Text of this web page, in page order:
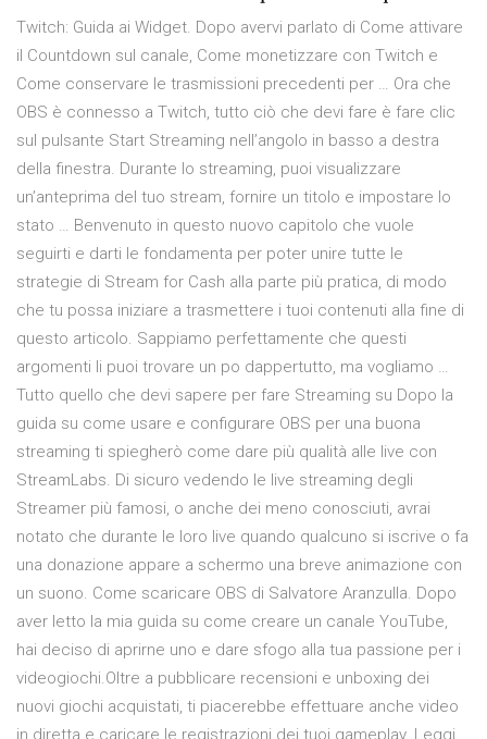
Twitch: Guida ai Widget. Dopo avervi parlato di Come attivare
il Countdown sul canale, Come monetizzare con Twitch e
Come conservare le trasmissioni precedenti per … Ora che
OBS è connesso a Twitch, tutto ciò che devi fare è fare clic
sul pulsante Start Streaming nell’angolo in basso a destra
della finestra. Durante lo streaming, puoi visualizzare
un’anteprima del tuo stream, fornire un titolo e impostare lo
stato … Benvenuto in questo nuovo capitolo che vuole
seguirti e darti le fondamenta per poter unire tutte le
strategie di Stream for Cash alla parte più pratica, di modo
che tu possa iniziare a trasmettere i tuoi contenuti alla fine di
questo articolo. Sappiamo perfettamente che questi
argomenti li puoi trovare un po dappertutto, ma vogliamo …
Tutto quello che devi sapere per fare Streaming su Dopo la
guida su come usare e configurare OBS per una buona
streaming ti spiegherò come dare più qualità alle live con
StreamLabs. Di sicuro vedendo le live streaming degli
Streamer più famosi, o anche dei meno conosciuti, avrai
notato che durante le loro live quando qualcuno si iscrive o fa
una donazione appare a schermo una breve animazione con
un suono. Come scaricare OBS di Salvatore Aranzulla. Dopo
aver letto la mia guida su come creare un canale YouTube,
hai deciso di aprirne uno e dare sfogo alla tua passione per i
videogiochi.Oltre a pubblicare recensioni e unboxing dei
nuovi giochi acquistati, ti piacerebbe effettuare anche video